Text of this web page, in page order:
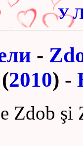
У
-
(2010) -
Zdob şi